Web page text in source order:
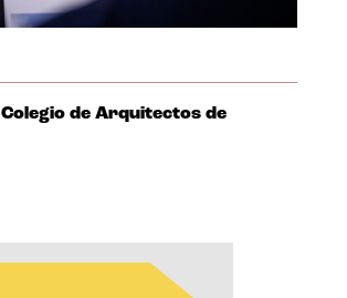
Colegio de Arquitectos de